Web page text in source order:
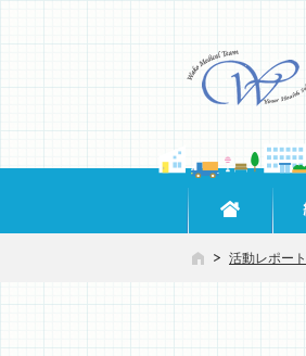
活動レポート